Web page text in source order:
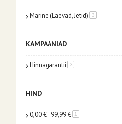
Marine (Laevad, Jetid) 3toode
KAMPAANIAD
Hinnagarantii 3toode
HIND
0,00 €- 99,99 € 1